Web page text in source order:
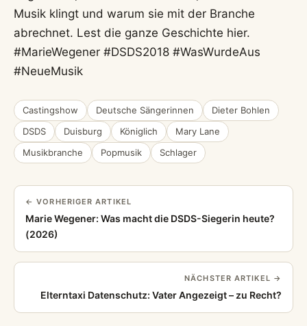
Musik klingt und warum sie mit der Branche
abrechnet. Lest die ganze Geschichte hier.
#MarieWegener #DSDS2018 #WasWurdeAus
#NeueMusik
Castingshow Deutsche Sängerinnen
Dieter Bohlen
DSDS
Duisburg Königlich
Mary Lane
Musikbranche
Popmusik Schlager
← VORHERIGER ARTIKEL
Marie Wegener: Was macht die DSDS-Siegerin heute?
(2026)
NÄCHSTER ARTIKEL →
Elterntaxi Datenschutz: Vater Angezeigt – zu Recht?